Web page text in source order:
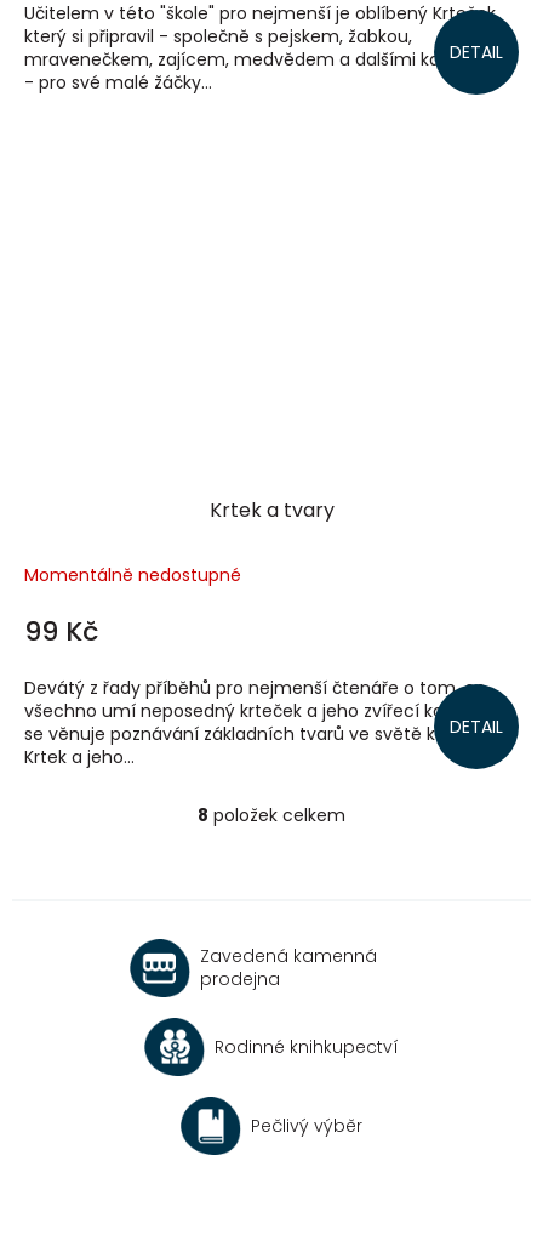
DETAIL
Učitelem v této "škole" pro nejmenší je oblíbený Krteček,
který si připravil - společně s pejskem, žabkou,
mravenečkem, zajícem, medvědem a dalšími kamarády
- pro své malé žáčky...
Krtek a tvary
Momentálně nedostupné
99 Kč
DETAIL
Devátý z řady příběhů pro nejmenší čtenáře o tom, co
všechno umí neposedný krteček a jeho zvířecí kamarádi,
se věnuje poznávání základních tvarů ve světě kolem nás.
Krtek a jeho...
O
a
c
í
r
v
v
8 položek celkem
Zavedená kamenná
prodejna
Rodinné knihkupectví
Pečlivý výběr